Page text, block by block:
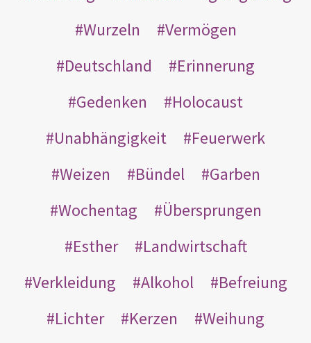
Wurzeln
Vermögen
Deutschland
Erinnerung
Gedenken
Holocaust
Unabhängigkeit
Feuerwerk
Weizen
Bündel
Garben
Wochentag
Übersprungen
Esther
Landwirtschaft
Verkleidung
Alkohol
Befreiung
Lichter
Kerzen
Weihung